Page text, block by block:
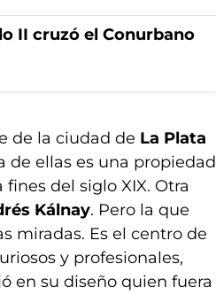
II cruzó el Conurbano
de la ciudad de La Plata
de ellas es una propiedad
del siglo XIX. Otra
Kálnay. Pero la que
miradas. Es el centro de
y profesionales,
en su diseño quien fuera